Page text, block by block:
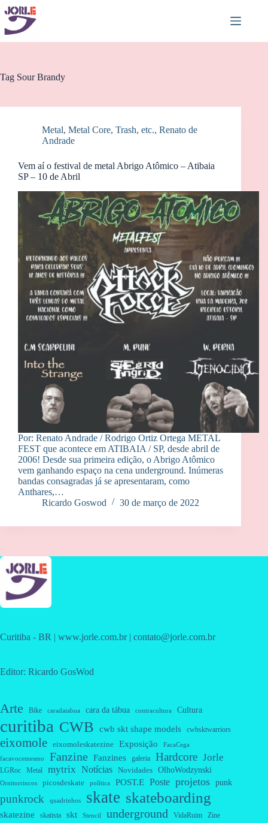
Pular
para
conteúdo
Tag Sour Brandy
Metal, Metal Core, Trash, etc., Renato de
Andrade
Vem aí o festival de metal Abrigo Atômico – Atibaia
SP – 10 de Abril
Por: Renato Andrade / Rodrigo Ortiz Ortega METAL
FEST que acontece em ATIBAIA / SP, desde abril de
2006! Desde sua primeira edição, o Abrigo Atômico
vem ganhando espaço na cena underground. Inúmeras
bandas consagradas já se apresentaram, como
Anthares,…
Ricardo Goswod
30 de março de 2022
Curitiba - BR | www.jorle.com.br | contato@jorle.com.br
Editor: Ricardo GosWod
Arte Bike caradatabua cara da tábua contracultura Cultura
curitiba CWB cwb skt shape models cwbsktwarriors
eixomole eixomoleskatezine Exposição FacaCega
facavocemesmo Fanzine Fanzines galeria Hardcore Jorle
LGRoc Metal mytrix Notícias Novidades OlhoWodzynski
Ornitorrincos picosdeskate política POST.E Poste projetos punk
punkrock quadrinhos skate skateboarding
skatezine skatista skt Stencil underground VidaRuim Zine